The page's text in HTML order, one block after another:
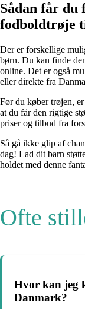
Sådan får du
fodboldtrøje
Der er forskellige
børn. Du kan finde
online. Det er også
eller direkte fra
Før du køber trøjen,
at du får den rigtige
priser og tilbud fra
Så gå ikke glip af
dag! Lad dit barn
holdet med denne
Ofte
Hvor kan jeg
Danmark?